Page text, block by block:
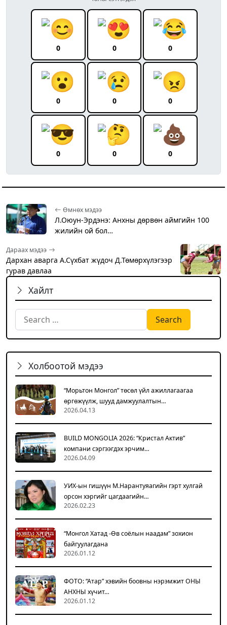
0 0 0
0 0 0
0 0 0
Өмнөх мэдээ
Л.Оюун-Эрдэнэ: Анхны дөрвөн аймгийн 100
жилийн ой бол…
Дараах мэдээ
Дархан аварга А.Сүхбат жүдоч Д.Төмөрхүлэгээр
гурав давлаа
Хайлт
Search for:
Холбоотой мэдээ
“Морьтон Монгол” төсөл үйл ажиллагаагаа
өргөжүүлж, шууд дамжуулалтын…
2026.04.13
BUILD MONGOLIA 2026: “Кристал Актив”
компани сэргээгдэх эрчим…
2026.04.09
УИХ-ын гишүүн М.Нарантуяагийн гэрт хулгай
орсон хэргийг цагдаагийн…
2026.02.23
“Монгол Хатад -Өв соёлын наадам” зохион
байгуулагдана
2026.01.12
ФОТО: “Атар” хэвийн боовны нэрэмжит ОНЫ
АНХНЫ хүчит…
2026.01.12